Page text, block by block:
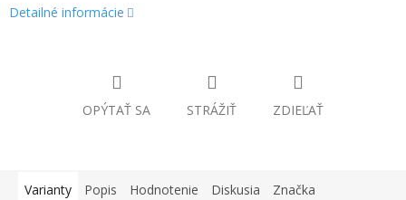
Detailné informácie
OPÝTAŤ SA STRÁŽIŤ ZDIEĽAŤ
Varianty Popis Hodnotenie Diskusia Značka